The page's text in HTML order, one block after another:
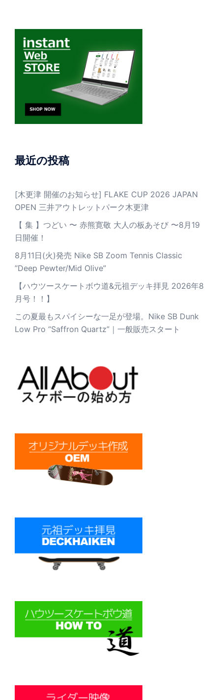
最近の投稿
[木更津 開催のお知らせ] FLAKE CUP 2026 JAPAN
OPEN 三井アウトレットパーク木更津
【 集 】つどい 〜 赤熊寛敬 大人の板あそび 〜8月19
日開催！
8月11日(火)発売 Nike SB Zoom Tennis Classic
”Deep Pewter/Mid Olive”
【ハウツースケートボウ道&元祖デッキ拝見 2026年8
月号！！】
この夏最もスパイシーな一足が登場。Nike SB Dunk
Low Pro “Saffron Quartz”｜一般販売スタート